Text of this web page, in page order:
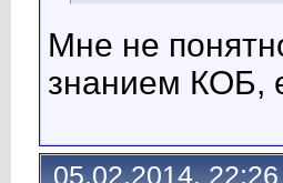
Мне не
знанием КОБ,
05.02.2014, 22:26